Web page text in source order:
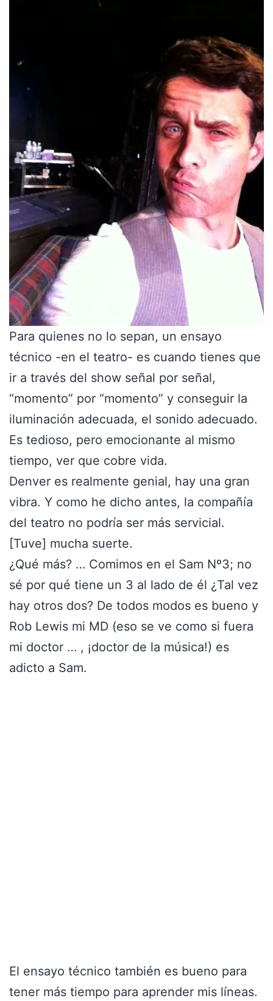
Para quienes no lo sepan, un ensayo
técnico -en el teatro- es cuando tienes que
ir a través del show señal por señal,
“momento” por “momento” y conseguir la
iluminación adecuada, el sonido adecuado.
Es tedioso, pero emocionante al mismo
tiempo, ver que cobre vida.
Denver es realmente genial, hay una gran
vibra. Y como he dicho antes, la compañía
del teatro no podría ser más servicial.
[Tuve] mucha suerte.
¿Qué más? … Comimos en el Sam Nº3; no
sé por qué tiene un 3 al lado de él ¿Tal vez
hay otros dos? De todos modos es bueno y
Rob Lewis mi MD (eso se ve como si fuera
mi doctor … , ¡doctor de la música!) es
adicto a Sam.
El ensayo técnico también es bueno para
tener más tiempo para aprender mis líneas.